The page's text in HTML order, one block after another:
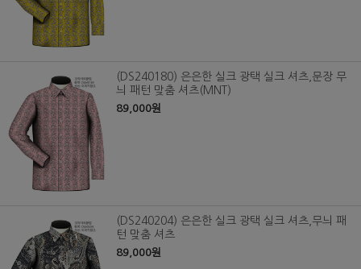
(DS240180) 은은한 실크 광택 실크 셔츠,문장 무
늬 패턴 맞춤 셔츠(MNT)
89,000원
(DS240204) 은은한 실크 광택 실크 셔츠,무늬 패
턴 맞춤 셔츠
89,000원